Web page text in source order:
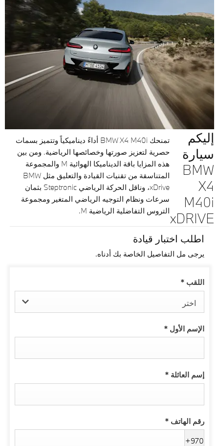
إليكم
سيارة
BMW
X4
M40i
xDRIVE
تمنحك BMW X4 M40i أداءً ديناميكياً وتتميز بسمات
حصرية لتعزيز صورتها وخصائصها الرياضية. ومن بين
هذه المزايا باقة الديناميكا الهوائية M والمجموعة
المتناسقة من تقنيات القيادة والتعليق مثل BMW
xDrive، وناقل الحركة الرياضي Steptronic بثمان
سرعات ونظام التوجيه الرياضي المتغير ومجموعة
التروس التفاضلية الرياضية M.
اطلب اختبار قيادة
يرجى مل التفاصيل الخاصة بك أدناه.
اللقب*
اختر
الإسم الأول*
إسم العائلة*
رقم الهاتف*
+970